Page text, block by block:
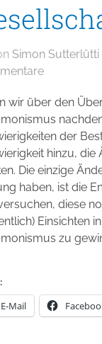
Simon Sutterlütti
wir über den
der
hinzu,
Die einzige
haben, ist die
diese
Einsichten
zu
E-Mail